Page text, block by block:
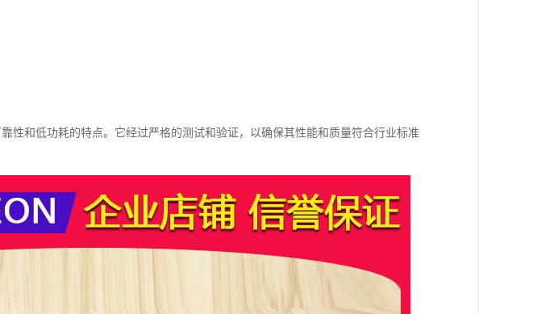
性和低功耗的特点。它经过严格的测试和验证，以确保其性能和质量符合行业标准